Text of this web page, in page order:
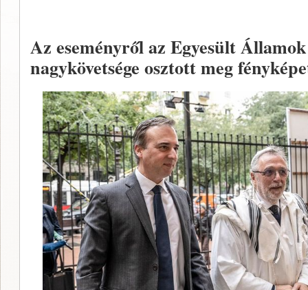
Az eseményről az Egyesült
nagykövetsége osztott meg